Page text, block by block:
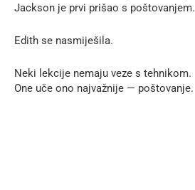
Jackson je prvi prišao s poštovanjem.
Edith se nasmiješila.
Neki lekcije nemaju veze s tehnikom.
One uče ono najvažnije — poštovanje.